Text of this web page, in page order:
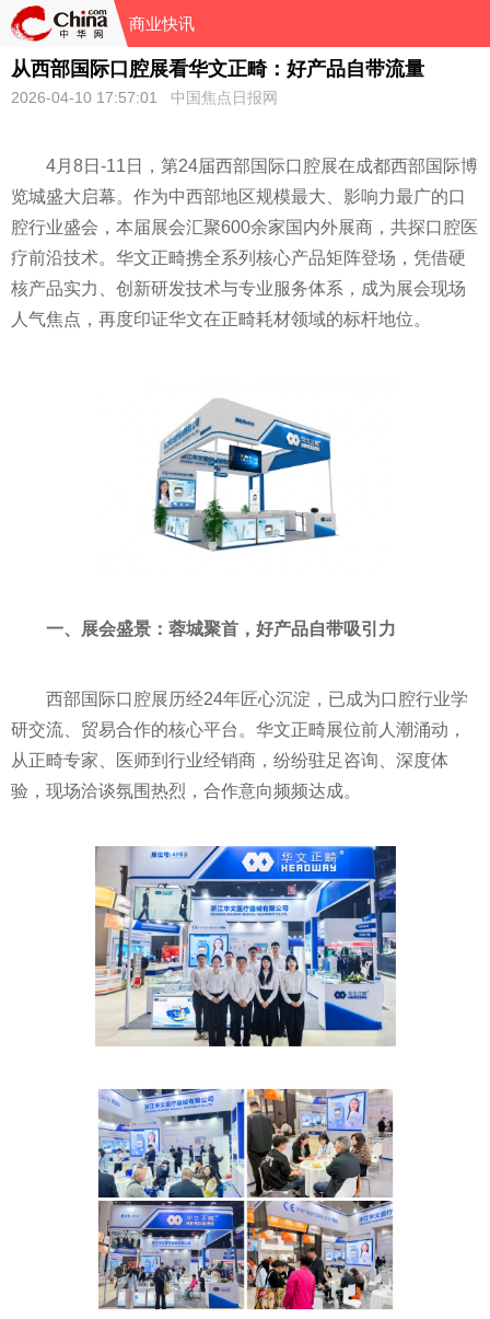
商业快讯
从西部国际口腔展看华文正畸：好产品自带流量
2026-04-10 17:57:01 中国焦点日报网
4月8日-11日，第24届西部国际口腔展在成都西部国际博
览城盛大启幕。作为中西部地区规模最大、影响力最广的口
腔行业盛会，本届展会汇聚600余家国内外展商，共探口腔医
疗前沿技术。华文正畸携全系列核心产品矩阵登场，凭借硬
核产品实力、创新研发技术与专业服务体系，成为展会现场
人气焦点，再度印证华文在正畸耗材领域的标杆地位。
一、展会盛景：蓉城聚首， 好产品自带吸引力
西部国际口腔展历经24年匠心沉淀，已成为口腔行业学
研交流、贸易合作的核心平台。华文正畸展位前人潮涌动，
从正畸专家、医师到行业经销商，纷纷驻足咨询、深度体
验，现场洽谈氛围热烈，合作意向频频达成。